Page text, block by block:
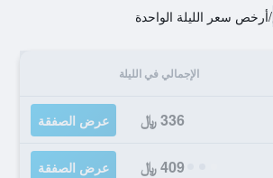
/أرخص سعر الليلة الواحدة
الإجمالي في الليلة
336 ﷼ عرض الصفقة
409 ﷼ عرض الصفقة